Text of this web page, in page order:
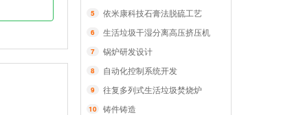
5 依米康科技石膏法脱硫工艺
6 生活垃圾干湿分离高压挤压机
7 锅炉研发设计
8 自动化控制系统开发
9 往复多列式生活垃圾焚烧炉
10 铸件铸造